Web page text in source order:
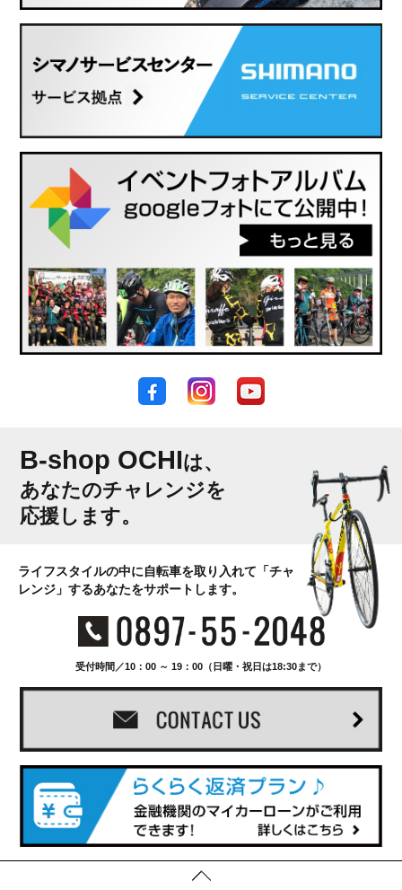
B-shop OCHIは、
あなたのチャレンジを
応援します。
ライフスタイルの中に自転車を取り入れて「チャ
レンジ」するあなたをサポートします。
受付時間／10：00 ～ 19：00（日曜・祝日は18:30まで）